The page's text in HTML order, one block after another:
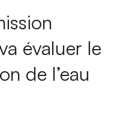
évaluer le
de l’eau